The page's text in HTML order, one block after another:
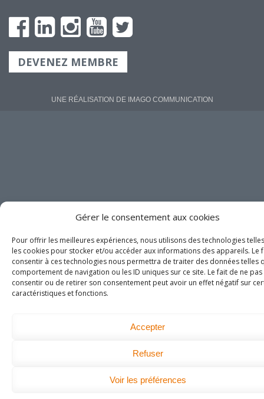
Gérer le consentement aux cookies
Pour offrir les meilleures expériences, nous utilisons des technologies
les cookies pour stocker et/ou accéder aux informations des appareils. Le
consentir à ces technologies nous permettra de traiter des données telles
comportement de navigation ou les ID uniques sur ce site. Le fait de ne pas
consentir ou de retirer son consentement peut avoir un effet négatif sur
caractéristiques et fonctions.
Accepter
Refuser
Voir les préférences
DEVENEZ MEMBRE
UNE RÉALISATION DE IMAGOCOMMUNICATION